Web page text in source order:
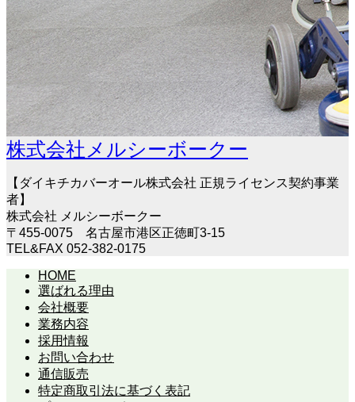
株式会社メルシーボークー
【ダイキチカバーオール株式会社 正規ライセンス契約事業
者】
株式会社 メルシーボークー
〒455-0075 名古屋市港区正徳町3-15
TEL&FAX 052-382-0175
HOME
選ばれる理由
会社概要
業務内容
採用情報
お問い合わせ
通信販売
特定商取引法に基づく表記